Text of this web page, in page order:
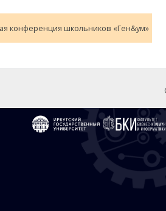
конференция школьников «Ген&ум»